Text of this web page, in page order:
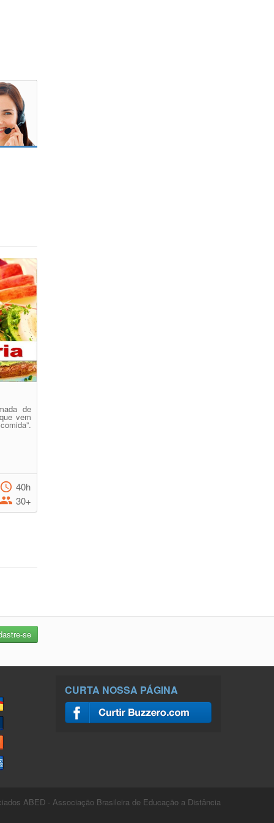
de
vem
40h
30+
CURTA NOSSA PÁGINA
ABED - Associação Brasileira de Educação a Distância